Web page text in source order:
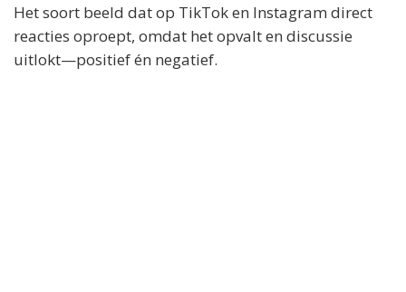
Het soort beeld dat op TikTok en Instagram direct
reacties oproept, omdat het opvalt en discussie
uitlokt—positief én negatief.